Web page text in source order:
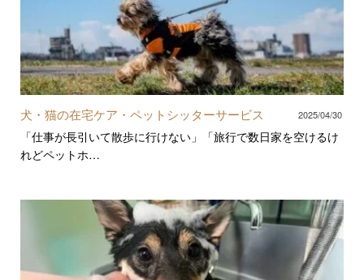
犬・猫の在宅ケア・ペットシッターサービス 2025/04/30
「仕事が長引いて散歩に行けない」「旅行で数日家を空けるけ
れどペットホ…